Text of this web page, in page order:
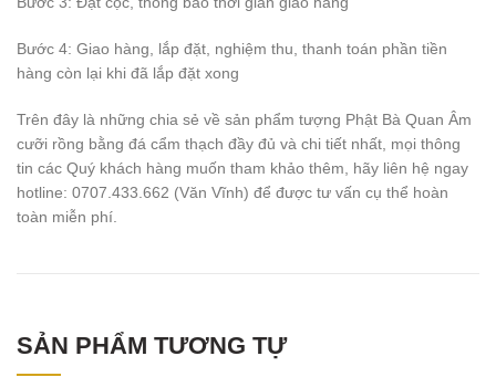
Bước 4: Giao hàng, lắp đặt, nghiệm thu, thanh toán phần tiền
hàng còn lại khi đã lắp đặt xong
Trên đây là những chia sẻ về sản phẩm tượng Phật Bà Quan Âm
cưỡi rồng bằng đá cẩm thạch đầy đủ và chi tiết nhất, mọi thông
tin các Quý khách hàng muốn tham khảo thêm, hãy liên hệ ngay
hotline: 0707.433.662 (Văn Vĩnh) để được tư vấn cụ thể hoàn
toàn miễn phí.
SẢN PHẨM TƯƠNG TỰ